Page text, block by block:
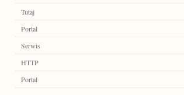
Tutaj
Portal
Serwis
HTTP
Portal